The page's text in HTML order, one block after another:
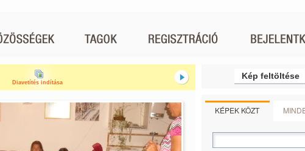
Diavetítés indítása
Kép feltöltése
KÉPEK KÖZT